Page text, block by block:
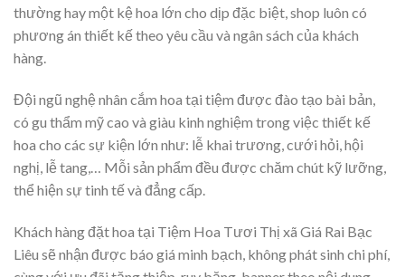
thường hay một kệ hoa lớn cho dịp đặc biệt, shop luôn có
phương án thiết kế theo yêu cầu và ngân sách của khách
hàng.
Đội ngũ nghệ nhân cắm hoa tại tiệm được đào tạo bài bản,
có gu thẩm mỹ cao và giàu kinh nghiệm trong việc thiết kế
hoa cho các sự kiện lớn như: lễ khai trương, cưới hỏi, hội
nghị, lễ tang,… Mỗi sản phẩm đều được chăm chút kỹ lưỡng,
thể hiện sự tinh tế và đẳng cấp.
Khách hàng đặt hoa tại Tiệm Hoa Tươi Thị xã Giá Rai Bạc
Liêu sẽ nhận được báo giá minh bạch, không phát sinh chi phí,